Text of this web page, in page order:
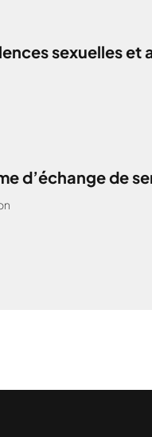
sexuelles et
d’échange de